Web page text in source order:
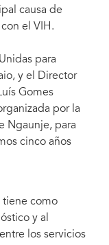
causa de
el VIH.
para
y el Director
Gomes
por la
Ngaunje, para
cinco años
tiene como
y al
los servicios